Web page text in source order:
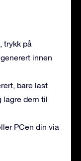
trykk på
innen
bare last
lagre dem til
PCen din via